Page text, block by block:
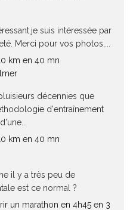
suis intéressée par
Merci pour vos photos,...
km en 40 mn
décennies que
d'entraînement
km en 40 mn
il y a très peu de
est ce normal ?
un marathon en 4h45 en 3